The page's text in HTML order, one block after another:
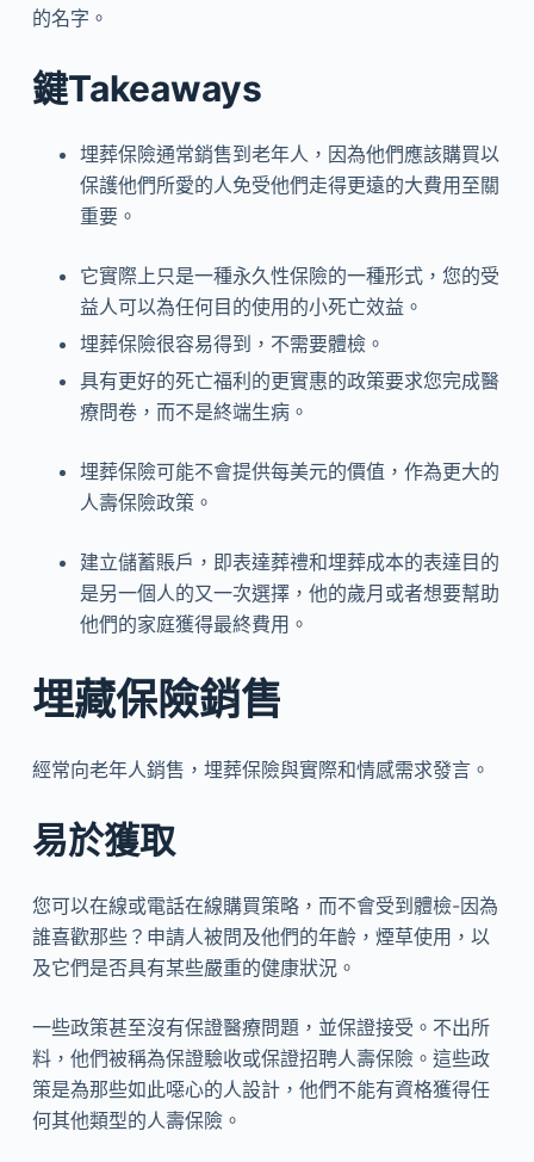
的名字。
鍵Takeaways
埋葬保險通常銷售到老年人，因為他們應該購買以
保護他們所愛的人免受他們走得更遠的大費用至關
重要。
它實際上只是一種永久性保險的一種形式，您的受
益人可以為任何目的使用的小死亡效益。
埋葬保險很容易得到，不需要體檢。
具有更好的死亡福利的更實惠的政策要求您完成醫
療問卷，而不是終端生病。
埋葬保險可能不會提供每美元的價值，作為更大的
人壽保險政策。
建立儲蓄賬戶，即表達葬禮和埋葬成本的表達目的
是另一個人的又一次選擇，他的歲月或者想要幫助
他們的家庭獲得最終費用。
埋藏保險銷售
經常向老年人銷售，埋葬保險與實際和情感需求發言。
易於獲取
您可以在線或電話在線購買策略，而不會受到體檢-因為
誰喜歡那些？申請人被問及他們的年齡，煙草使用，以
及它們是否具有某些嚴重的健康狀況。
一些政策甚至沒有保證醫療問題，並保證接受。不出所
料，他們被稱為保證驗收或保證招聘人壽保險。這些政
策是為那些如此噁心的人設計，他們不能有資格獲得任
何其他類型的人壽保險。